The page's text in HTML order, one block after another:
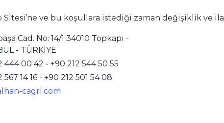
Sitesi’ne ve bu koşullara istediği zaman değişiklik ve
Cad. No: 14/1 34010 Topkapı -
- TÜRKİYE
444 00 42 - +90 212 544 50 55
567 14 16 - +90 212 501 54 08
cagri.com